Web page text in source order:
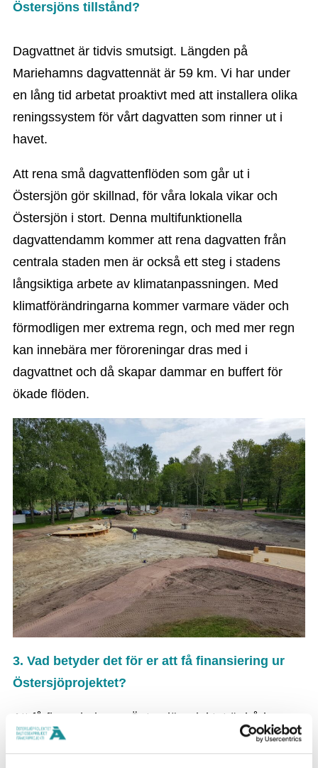
Östersjöns tillstånd?
Dagvattnet är tidvis smutsigt. Längden på
Mariehamns dagvattennät är 59 km. Vi har under
en lång tid arbetat proaktivt med att installera olika
reningssystem för vårt dagvatten som rinner ut i
havet.
Att rena små dagvattenflöden som går ut i
Östersjön gör skillnad, för våra lokala vikar och
Östersjön i stort. Denna multifunktionella
dagvattendamm kommer att rena dagvatten från
centrala staden men är också ett steg i stadens
långsiktiga arbete av klimatanpassningen. Med
klimatförändringarna kommer varmare väder och
förmodligen mer extrema regn, och med mer regn
kan innebära mer föroreningar dras med i
dagvattnet och då skapar dammar en buffert för
ökade flöden.
3. Vad betyder det för er att få finansiering ur
Östersjöprojektet?
Att få finansiering ur Östersjöprojektet är både
hedrande och ger oss energi att fortsätta den